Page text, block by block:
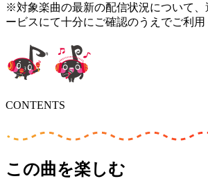
※対象楽曲の最新の配信状況について、
ービスにて十分にご確認のうえでご利用
CONTENTS
この曲を楽しむ